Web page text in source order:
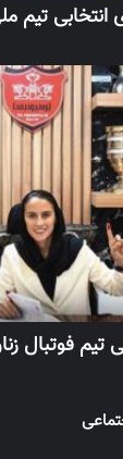
انتخابی تیم
تیم فوتبال